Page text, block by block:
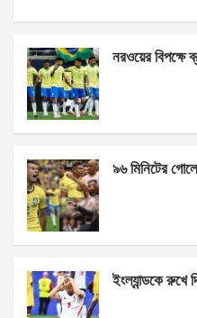
b
o
o
k
n
g
er
s
p
e
নরওয়ের বিপক্ষে
৯৬ মিনিটের
ইংল্যান্ডকে রুখে